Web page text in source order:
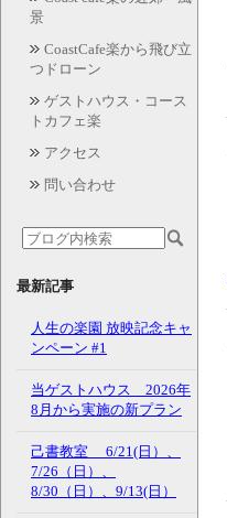
景
CoastCafe楽から飛び立
つドローン
ゲストハウス・コース
トカフェ楽
アクセス
問い合わせ
最新記事
人生の楽園 放映記念キャ
ンペーン #1
当ゲストハウス 2026年
8月から実施の新プラン
己書教室 6/21(日）、
7/26（日）、
8/30（日）、9/13(日）